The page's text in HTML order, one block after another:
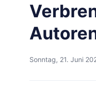
Sonntag, 21. Juni